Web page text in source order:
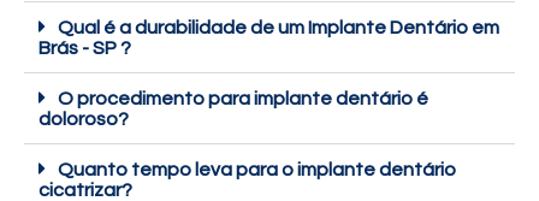
Qual é a durabilidade de um Implante Dentário em
Brás - SP ?
O procedimento para implante dentário é
doloroso?
Quanto tempo leva para o implante dentário
cicatrizar?